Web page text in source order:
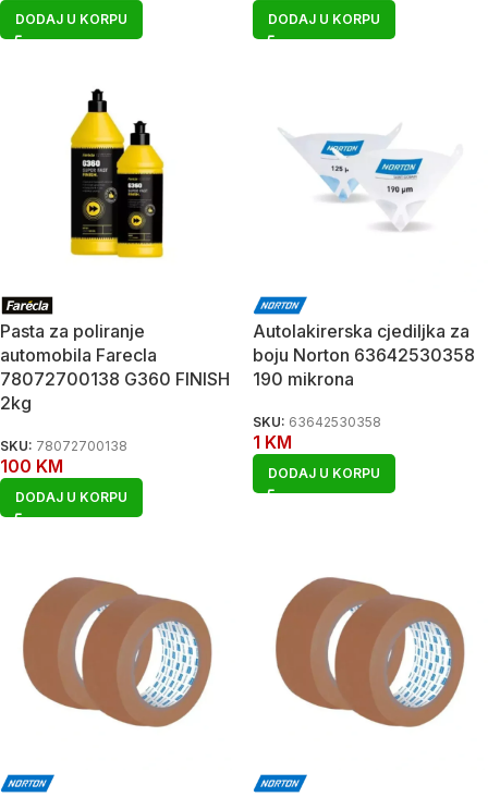
DODAJ U KORPU DODAJ U KORPU
Pasta za poliranje
automobila Farecla
78072700138 G360 FINISH
2kg
SKU: 78072700138
100 KM
DODAJ U KORPU
Autolakirerska cjediljka za
boju Norton 63642530358
190 mikrona
SKU: 63642530358
1 KM
DODAJ U KORPU